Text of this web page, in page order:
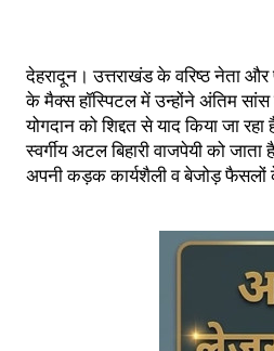
देहरादून। उत्तराखंड के वरिष्ठ नेता
के मैक्स हॉस्पिटल में उन्होंने अंतिम
योगदान को शिद्दत से याद किया जा
स्वर्गीय अटल बिहारी वाजपेयी को जाता
अपनी कड़क कार्यशैली व बेजोड़ फैसलों